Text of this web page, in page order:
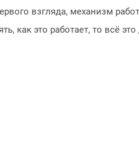
взгляда, механизм
как это работает, то всё